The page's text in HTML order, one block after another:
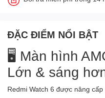
ĐẶC ĐIỂM NỔI BẬT
🖥️ Màn hình
Lớn & sáng
Redmi Watch 6 được nâng